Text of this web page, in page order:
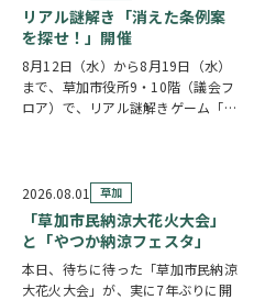
リアル謎解き「消えた条例案
を探せ！」開催
8月12日（水）から8月19日（水）
まで、草加市役所9・10階（議会フ
ロア）で、リアル謎解きゲーム「消
謎を解きながら、行方不明となった
「ある条例…
2026.08.01 草加
「草加市民納涼大花火大会」
と「やつか納涼フェスタ」
本日、待ちに待った「草加市民納涼
大花火大会」が、実に7年ぶりに開